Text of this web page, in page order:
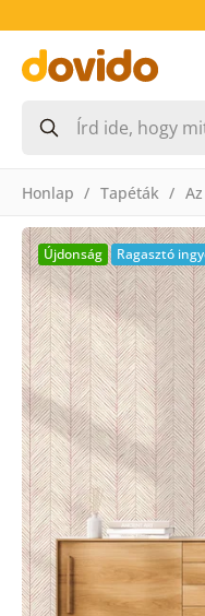
Honlap Tapéták
Újdonság Ragasztó